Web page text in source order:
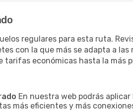
regulares para esta ruta.
con la que más se adapta a
económicas hasta la más
En nuestra web podrás
más eficientes y más